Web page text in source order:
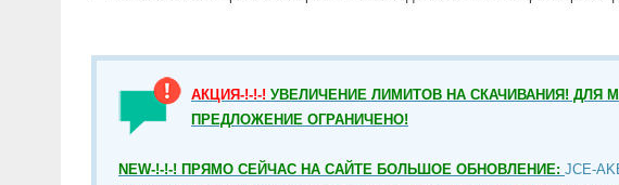
АКЦИЯ-!-!-! УВЕЛИЧЕНИЕ ЛИМИТОВ НА СКАЧИВАНИЯ! ДЛЯ
ПРЕДЛОЖЕНИЕ ОГРАНИЧЕНО!
NEW-!-!-! ПРЯМО СЕЙЧАС НА САЙТЕ БОЛЬШОЕ ОБНОВЛЕНИЕ: JCE-